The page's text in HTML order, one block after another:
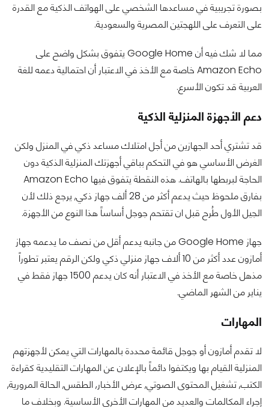
بصورة تجريبية في مساعدها الشخصي على الهواتف الذكية مع القدرة
على التعرف على اللهجتين المصرية والسعودية.
مما لا شك فيه أن Google Home يتفوق بشكل واضح على
Amazon Echo خاصة مع الأخذ في الاعتبار أن احتمالية دعمه للغة
العربية قد تكون الأسرع.
دعم الأجهزة المنزلية الذكية
قد تشتري أحد الجهازين من أجل امتلاك مساعد ذكي في المنزل ولكن
الغرض الأساسي هو في التحكم بباقي أجهزتك المنزلية الذكية دون
الحاجة لبربطها بالهاتف. هذه النقطة يتفوق فيها Amazon Echo
بفارق ملحوظ حيث يدعم أكثر من 28 ألف جهاز ذكي, يرجع ذلك لأن
الجيل الأول طُرح قبل ان تقتحم جوجل أساساً هذا النوع من الأجهزة.
جهاز Google Home من جانبه يدعم أقل من نصف ما يدعمه جهاز
أمازون عدد أكثر من 10 ألاف جهاز منزلي ذكي ولكن الرقم يعتبر تطوراً
مذهل خاصة مع الأخذ في الاعتبار أنه كان يدعم 1500 جهاز فقط في
يناير من الشهر الماضي.
المهارات
لا تقدم أمازون أو جوجل قائمة محددة بالمهارات التي يمكن لأجهزتهم
المنزلية القيام بها ويكتفوا دائماً بالإعلان عن المهارات التقليدية كقراءة
الكتب, تشغيل المحتوى الصوتي, عرض الأخبار, الطقس, الحالة المرورية,
إجراء المكالمات والعديد من المهارات الأخرى الأساسية. وبخلاف ما